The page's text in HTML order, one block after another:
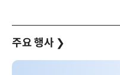
주요 행사 ❯